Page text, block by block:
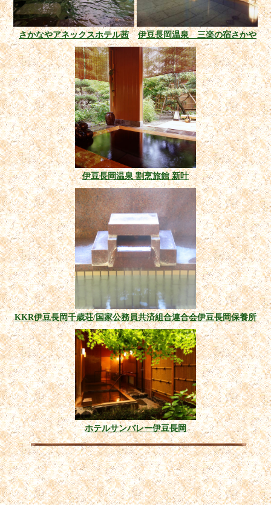
さかなやアネックスホテル茜 伊豆長岡温泉 三楽の宿さかや
伊豆長岡温泉 割烹旅館 新叶
KKR伊豆長岡千歳荘/国家公務員共済組合連合会伊豆長岡保養所
ホテルサンバレー伊豆長岡